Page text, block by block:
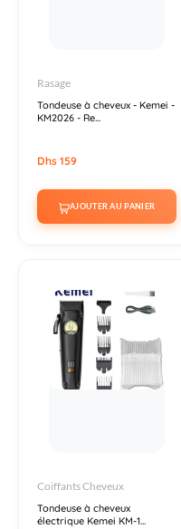
Rasage
Tondeuse à cheveux - Kemei -
KM2026 - Re...
Dhs 159
AJOUTER AU PANIER
Coiffants Cheveux
Tondeuse à cheveux
électrique Kemei KM-1...